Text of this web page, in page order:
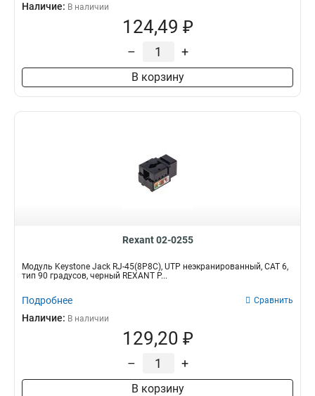
Наличие: В наличии
124,49 ₽
– +
В корзину
Rexant 02-0255
Модуль Keystone Jack RJ-45(8P8C), UTP неэкранированный, CAT 6,
тип 90 градусов, черный REXANT P...
Подробнее Сравнить
Наличие: В наличии
129,20 ₽
– +
В корзину